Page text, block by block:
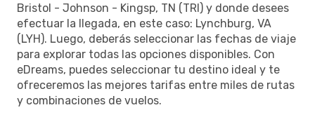
Bristol - Johnson - Kingsp, TN (TRI) y donde desees
efectuar la llegada, en este caso: Lynchburg, VA
(LYH). Luego, deberás seleccionar las fechas de viaje
para explorar todas las opciones disponibles. Con
eDreams, puedes seleccionar tu destino ideal y te
ofreceremos las mejores tarifas entre miles de rutas
y combinaciones de vuelos.